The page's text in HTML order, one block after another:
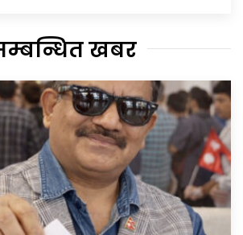
खबर